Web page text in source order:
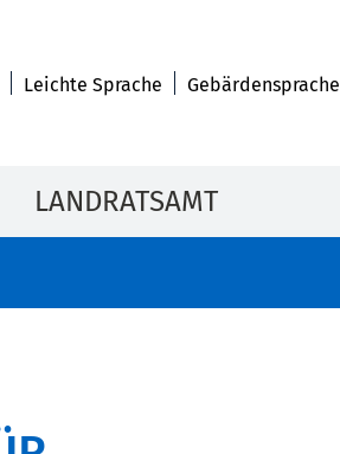
Leichte Sprache Gebärdensprache
LANDRATSAMT